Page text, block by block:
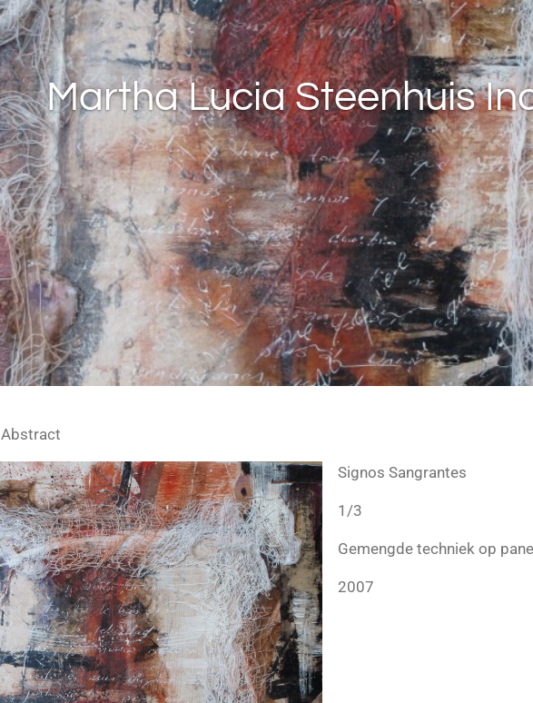
Martha Lucia Steenhuis
Abstract
Signos Sangrantes
1/3
Gemengde techniek op
2007